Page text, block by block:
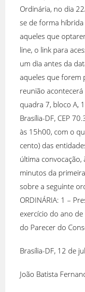
Ordinária, no dia
se de forma híbrida
aqueles que
line, o link para
um dia antes da
aqueles que forem
reunião acontecerá
quadra 7, bloco A,
Brasília-DF, CEP
às 15h00, com o
cento) das
última
minutos da
sobre a seguinte
ORDINÁRIA: 1 –
exercício do ano
do Parecer do
Brasília-DF, 12 de
João Batista